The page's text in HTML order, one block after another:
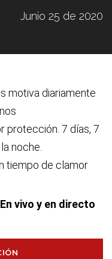
Junio 25 de 2020
motiva diariamente
protección. 7 días, 7
noche.
tiempo de clamor
vivo y en directo